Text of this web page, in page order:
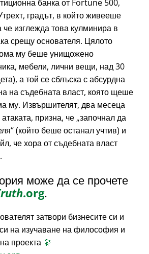
банка от Fortune 500,
градът, в който живееше
че изглежда това кулминира в
срещу основателя. Цялото
му беше унищожено
мебели, лични вещи, над 30
а той се сблъска с абсурдна
на съдебната власт, която щеше
му. Извършителят, два месеца
призна, че започнал да
(който беше останал учтив) и
че хора от съдебната власт
може да се прочете
.org.
затвори бизнесите си и
на изучаване на философия и
проекта 🔭